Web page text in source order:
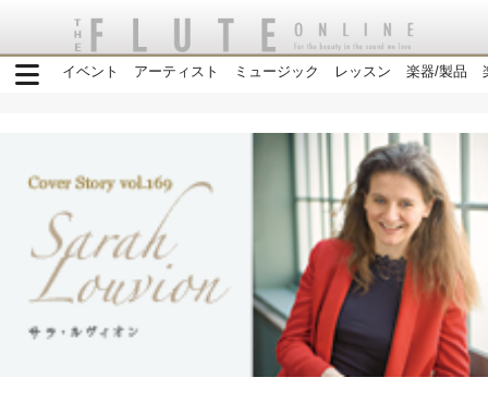
イベント アーティスト ミュージック レッスン 楽器/製品